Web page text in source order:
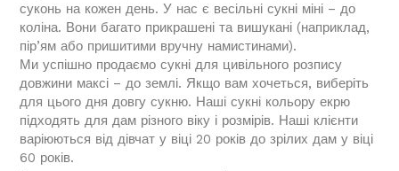
суконь на кожен день. У нас є весільні сукні міні – до
коліна. Вони багато прикрашені та вишукані (наприклад,
пір’ям або пришитими вручну намистинами).
Ми успішно продаємо сукні для цивільного розпису
довжини максі – до землі. Якщо вам хочеться, виберіть
для цього дня довгу сукню. Наші сукні кольору екрю
підходять для дам різного віку і розмірів. Наші клієнти
варіюються від дівчат у віці 20 років до зрілих дам у віці
60 років.